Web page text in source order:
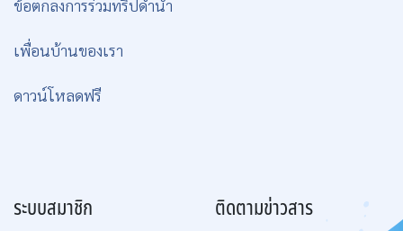
ข้อตกลงการร่วมทริปดำน้ำ
เพื่อนบ้านของเรา
ดาวน์โหลดฟรี
ระบบสมาชิก ติดตามข่าวสาร